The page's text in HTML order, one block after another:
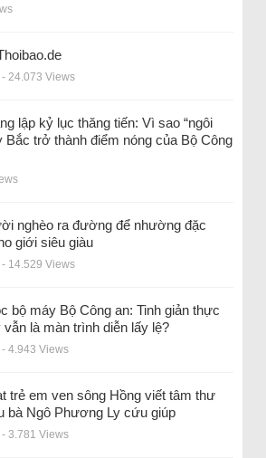
- 24.073 Views
lập kỷ lục thăng tiến: Vì sao “ngôi
Bắc trở thành điểm nóng của Bộ Công
nghèo ra đường để nhường đặc
giới siêu giàu
- 14.529 Views
bộ máy Bộ Công an: Tinh giản thực
vẫn là màn trình diễn lấy lệ?
- 4.943 Views
trẻ em ven sông Hồng viết tâm thư
bà Ngô Phương Ly cứu giúp
- 3.781 Views